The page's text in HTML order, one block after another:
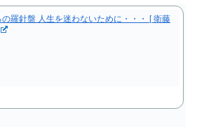
の羅針盤 人生を迷わないために・・・ [ 衛藤